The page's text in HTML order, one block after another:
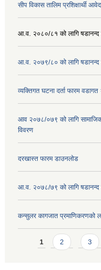
सीप विकास तालिम प्रशिक्षार्थी
आ.व. २०८०/८१ को लागि षडानन्द
आ.व. २०७९/८० को लागि षडानन्द
व्यक्तिगत घटना दर्ता फारम
आव २०७८/०७९ को लागि सामाजिक
विवरण
दरखास्त फारम डाउनलोड
आ.व. २०७८/७९ को लागि षडानन्द
कन्सुलर कागजात प्रमाणिकरणको
Pages
1 2 3